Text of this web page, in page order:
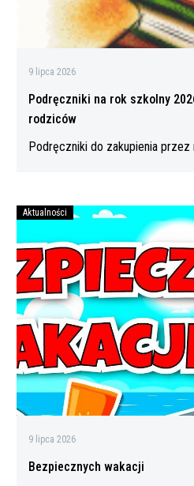
9 lipca 2026
Podręczniki na rok szkolny
rodziców
Podręczniki do zakupienia
Aktualności
9 lipca 2026
Bezpiecznych wakacji